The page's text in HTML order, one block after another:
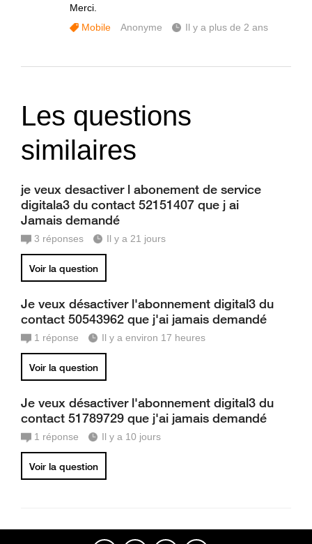
Merci.
Mobile
Anonyme Il y a plus de 2 ans
Les questions
similaires
je veux desactiver l abonement de service
digitala3 du contact 52151407 que j ai
Jamais demandé
3 réponses Il y a 21 jours
Voir la question
Je veux désactiver l'abonnement digital3 du
contact 50543962 que j'ai jamais demandé
1 réponse Il y a environ 17 heures
Voir la question
Je veux désactiver l'abonnement digital3 du
contact 51789729 que j'ai jamais demandé
1 réponse Il y a 10 jours
Voir la question